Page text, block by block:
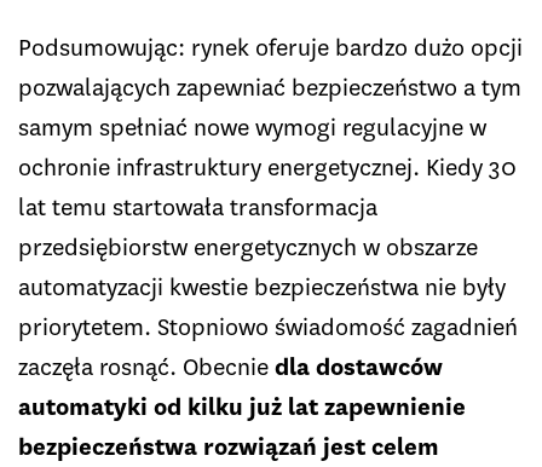
Podsumowując: rynek oferuje bardzo dużo opcji
pozwalających zapewniać bezpieczeństwo a tym
samym spełniać nowe wymogi regulacyjne w
ochronie infrastruktury energetycznej. Kiedy 30
lat temu startowała transformacja
przedsiębiorstw energetycznych w obszarze
automatyzacji kwestie bezpieczeństwa nie były
priorytetem. Stopniowo świadomość zagadnień
zaczęła rosnąć. Obecniedla dostawców
automatyki od kilku już lat zapewnienie
bezpieczeństwa rozwiązań jest celem